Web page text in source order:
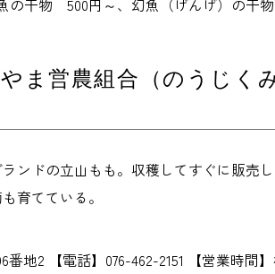
の干物 500円～、幻魚（げんげ）の干
ま営農組合（のうじく
ンドの立山もも。収穫してすぐに販売
育てている。
番地2 【電話】076-462-2151 【営業時間